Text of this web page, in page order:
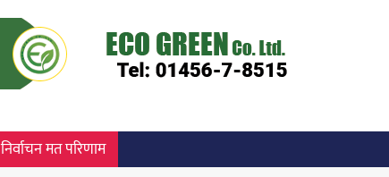
निर्वाचन मत परिणाम